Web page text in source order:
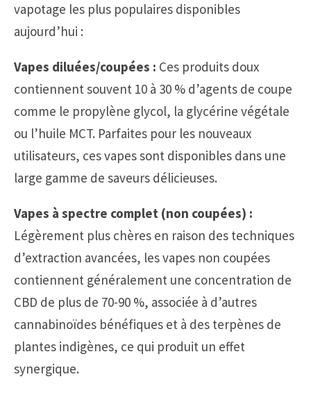
vapotage les plus populaires disponibles
aujourd’hui :
Vapes diluées/coupées : Ces produits doux
contiennent souvent 10 à 30 % d’agents de coupe
comme le propylène glycol, la glycérine végétale
ou l’huile MCT. Parfaites pour les nouveaux
utilisateurs, ces vapes sont disponibles dans une
large gamme de saveurs délicieuses.
Vapes à spectre complet (non coupées) :
Légèrement plus chères en raison des techniques
d’extraction avancées, les vapes non coupées
contiennent généralement une concentration de
CBD de plus de 70-90 %, associée à d’autres
cannabinoïdes bénéfiques et à des terpènes de
plantes indigènes, ce qui produit un effet
synergique.